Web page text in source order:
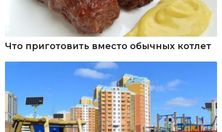
Что приготовить вместо обычных котлет